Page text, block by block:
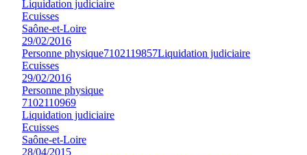
Liquidation judiciaire
Ecuisses
Saône-et-Loire
29/02/2016
Personne physique7102119857Liquidation judiciaire
Ecuisses
29/02/2016
Personne physique
7102110969
Liquidation judiciaire
Ecuisses
Saône-et-Loire
28/04/2015